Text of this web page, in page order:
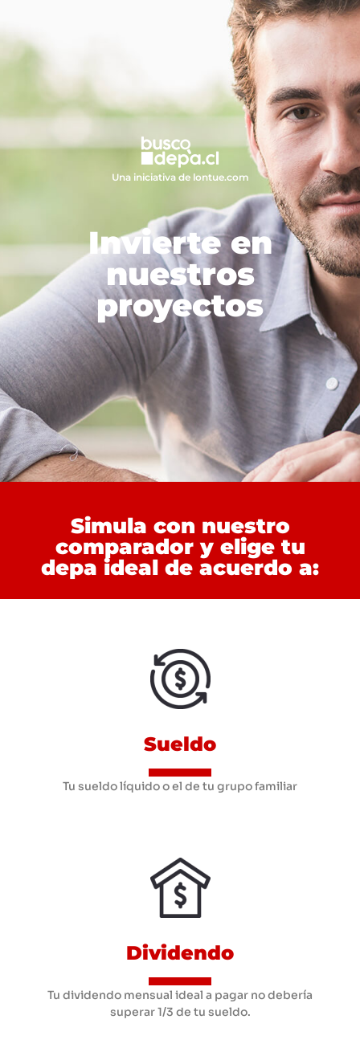
Una iniciativa de lontue.com
Invierte en
nuestros
proyectos
Simula con nuestro
comparador y elige tu
depa ideal de acuerdo a:
Sueldo
Tu sueldo líquido o el de tu grupo familiar
Dividendo
Tu dividendo mensual ideal a pagar no debería
superar 1/3 de tu sueldo.